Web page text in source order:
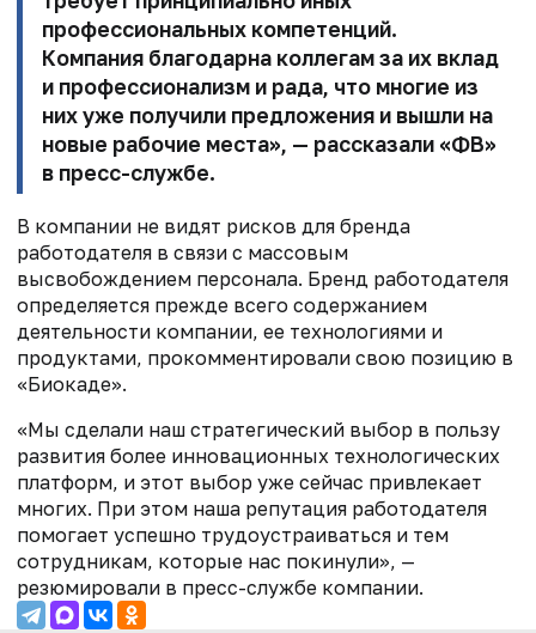
профессиональных компетенций.
Компания благодарна коллегам за их вклад
и профессионализм и рада, что многие из
них уже получили предложения и вышли на
новые рабочие места», — рассказали «ФВ»
в пресс-службе.
В компании не видят рисков для бренда
работодателя в связи с массовым
высвобождением персонала. Бренд работодателя
определяется прежде всего содержанием
деятельности компании, ее технологиями и
продуктами, прокомментировали свою позицию в
«Биокаде».
«Мы сделали наш стратегический выбор в пользу
развития более инновационных технологических
платформ, и этот выбор уже сейчас привлекает
многих. При этом наша репутация работодателя
помогает успешно трудоустраиваться и тем
сотрудникам, которые нас покинули», —
резюмировали в пресс-службе компании.